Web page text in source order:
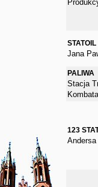
STATOIL
Jana
PALIWA
Stacja
123
Andersa